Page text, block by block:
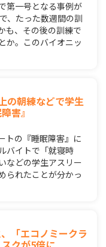
第一号となる事例が
、たった数週間の訓
も、その後の訓練で
か。このバイオニッ
の朝練などで学生
害』
トの『睡眠障害』に
バイトで「就寝時
などの学生アスリー
られたことが分かっ
「エコノミークラ